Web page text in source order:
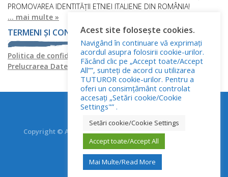
PROMOVAREA IDENTITĂȚII ETNIEI ITALIENE DIN ROMÂNIA!
... mai multe »
TERMENI ȘI CONDIȚII
Politica de confidențialitatePolitica privind fișierele cookies
Prelucrarea Datelor cu Caracter Personal
Copyright © Asociația Italienilor din România - RO.AS.IT.
Toate drepturile rezervate.
Acest site folosește cookies.
Navigând în continuare vă exprimați
acordul asupra folosirii cookie-urilor.
Făcând clic pe „Accept toate/Accept
All””, sunteți de acord cu utilizarea
TUTUROR cookie-urilor. Pentru a
oferi un consimțământ controlat
accesați „Setări cookie/Cookie
Settings"” .
Setări cookie/Cookie Settings
Accept toate/Accept All
Mai Multe/Read More